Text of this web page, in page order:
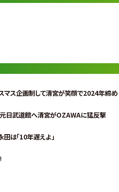
マス企画制して清宮が笑顔で2024年締め
元日武道館へ清宮がOZAWAに猛反撃
は「10年遅えよ」